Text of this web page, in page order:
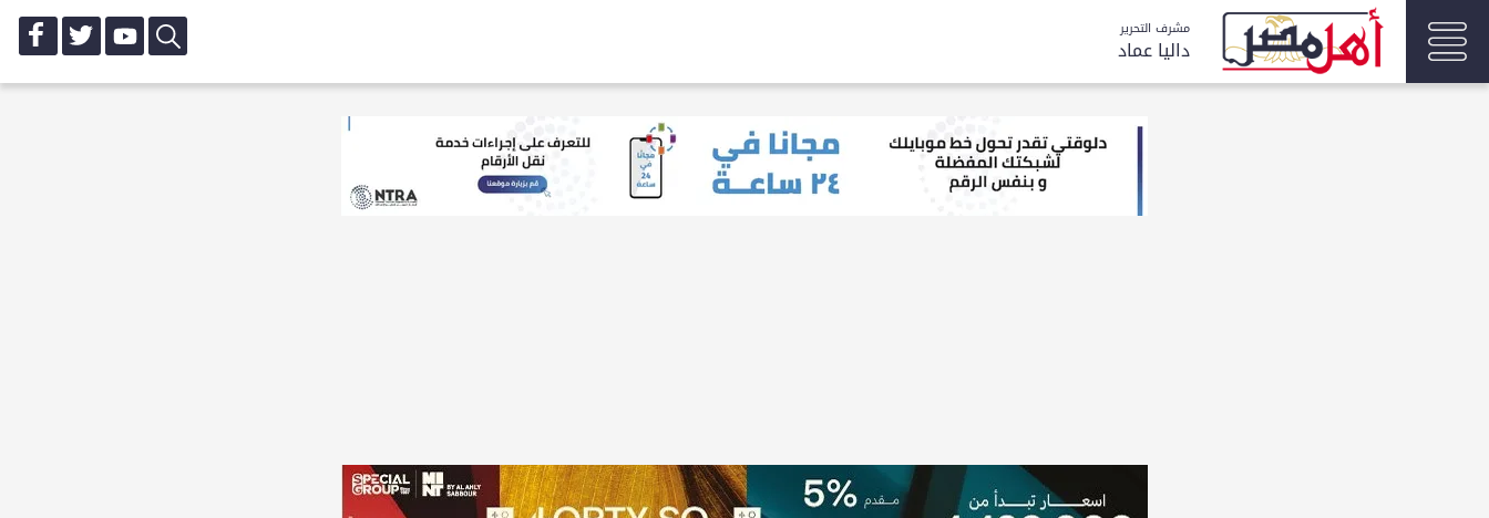
مشرف التحرير
داليا عماد